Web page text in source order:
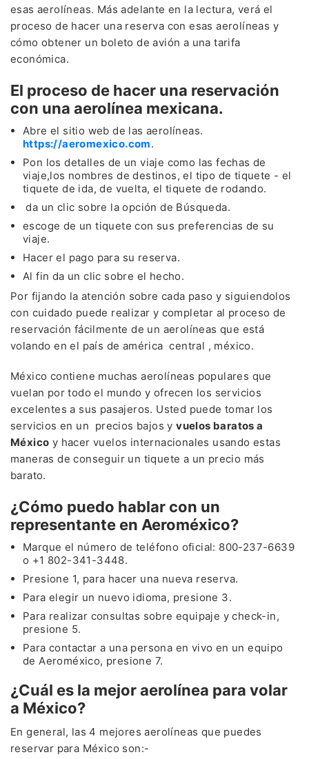
esas aerolíneas. Más adelante en la lectura, verá el
proceso de hacer una reserva con esas aerolíneas y
cómo obtener un boleto de avión a una tarifa
económica.
El proceso de hacer una reservación
con una aerolínea mexicana.
Abre el sitio web de las aerolíneas.
https://aeromexico.com.
Pon los detalles de un viaje como las fechas de
viaje,los nombres de destinos, el tipo de tiquete - el
tiquete de ida, de vuelta, el tiquete de rodando.
da un clic sobre la opción de Búsqueda.
escoge de un tiquete con sus preferencias de su
viaje.
Hacer el pago para su reserva.
Al fin da un clic sobre el hecho.
Por fijando la atención sobre cada paso y siguiendolos
con cuidado puede realizar y completar al proceso de
reservación fácilmente de un aerolíneas que está
volando en el país de américa central , méxico.
México contiene muchas aerolíneas populares que
vuelan por todo el mundo y ofrecen los servicios
excelentes a sus pasajeros. Usted puede tomar los
servicios en un precios bajos yvuelos baratos a
México y hacer vuelos internacionales usando estas
maneras de conseguir un tiquete a un precio más
barato.
¿Cómo puedo hablar con un
representante en Aeroméxico?
Marque el número de teléfono oficial: 800-237-6639
o +1 802-341-3448.
Presione 1, para hacer una nueva reserva.
Para elegir un nuevo idioma, presione 3.
Para realizar consultas sobre equipaje y check-in,
presione 5.
Para contactar a una persona en vivo en un equipo
de Aeroméxico, presione 7.
¿Cuál es la mejor aerolínea para volar
a México?
En general, las 4 mejores aerolíneas que puedes
reservar para México son:-